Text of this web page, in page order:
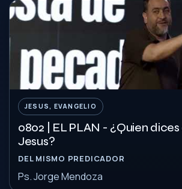
JESUS, EVANGELIO
0802 | EL PLAN - ¿Quien
Jesus?
DEL MISMO PREDICADOR
Ps. Jorge Mendoza